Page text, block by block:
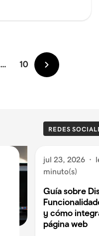
… 10
Más
REDES
jul 23, 2026 ·
minuto(s)
Guía sobre
y cómo
página web